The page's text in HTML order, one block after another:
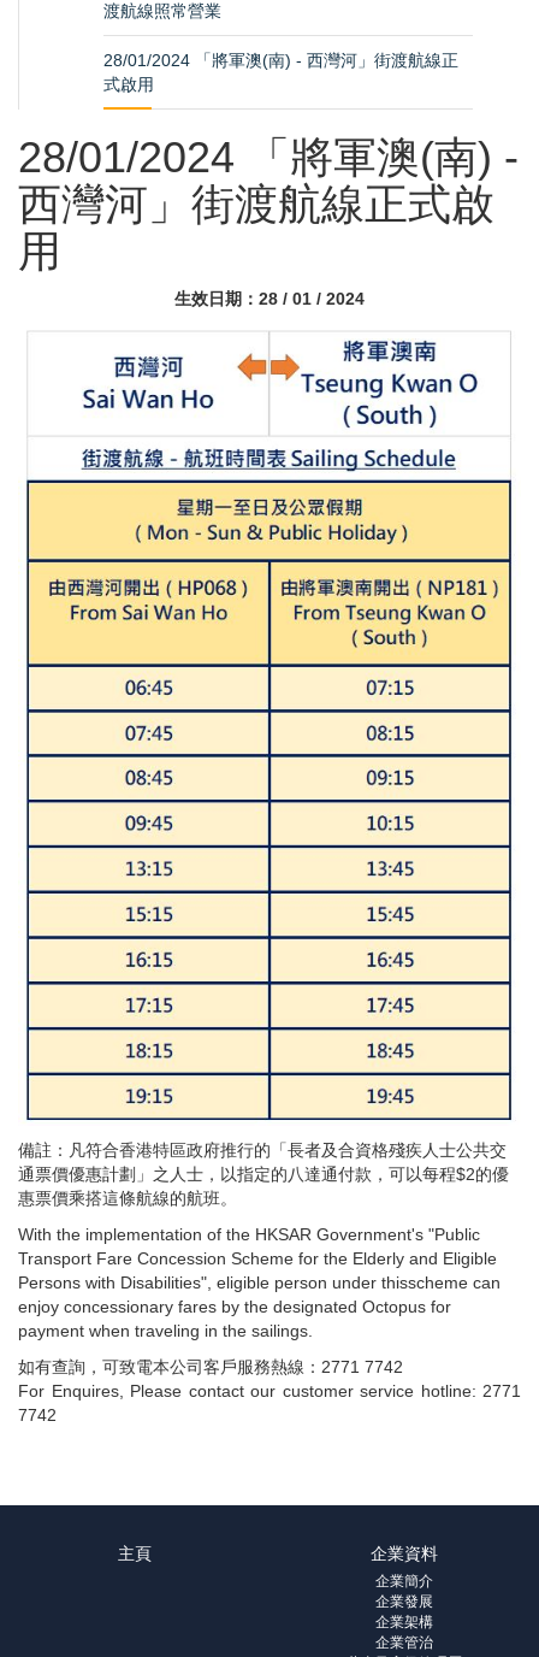
渡航線照常營業
28/01/2024 「將軍澳(南) - 西灣河」街渡航線正
式啟用
28/01/2024 「將軍澳(南) -
西灣河」街渡航線正式啟
用
生效日期：28 / 01 / 2024
備註：凡符合香港特區政府推行的「長者及合資格殘疾人士公共交
通票價優惠計劃」之人士，以指定的八達通付款，可以每程$2的優
惠票價乘搭這條航線的航班。
With the implementation of the HKSAR Government's "Public
Transport Fare Concession Scheme for the Elderly and Eligible
Persons with Disabilities", eligible person under thisscheme can
enjoy concessionary fares by the designated Octopus for
payment when traveling in the sailings.
如有查詢，可致電本公司客戶服務熱線：2771 7742
For Enquires, Please contact our customer service hotline: 2771
7742
主頁 企業資料
企業簡介
企業發展
企業架構
企業管治